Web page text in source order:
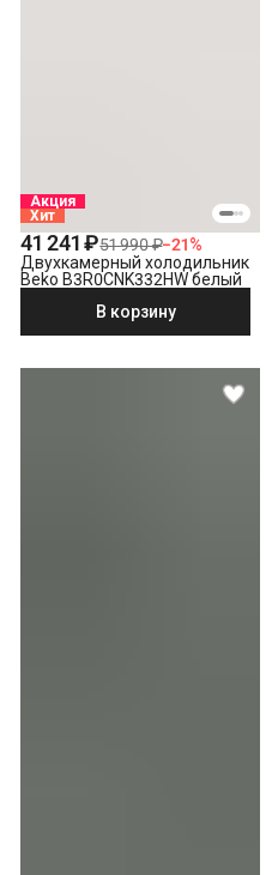
Акция
Хит
41 241 ₽51 990 ₽−21%
Двухкамерный холодильник
Beko B3R0CNK332HW белый
В корзину